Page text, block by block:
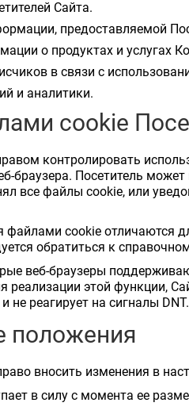
Сайта.
предоставляемой
о продуктах и услугах
в связи с
и аналитики.
cookie
контролировать
браузера. Посетитель
все файлы cookie, или
файлами cookie отличаются
обратиться к
веб-браузеры
реализации этой функции,
не реагирует на сигналы DNT.
положения
вносить изменения в
в силу с момента ее